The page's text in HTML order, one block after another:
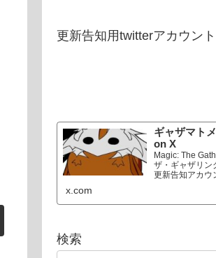
更新告知用twitterアカウン
ギャザマト
on X
Magic: The
ザ・ギャザリン
更新告知アカウ
x.com
検索